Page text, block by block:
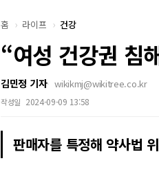
홈 라이프 건강
“여성 건강권 침
김민정 기자 wikikmj@wikitree.co.kr
작성일 2024-09-09 13:58
판매자를 특정해 약사법